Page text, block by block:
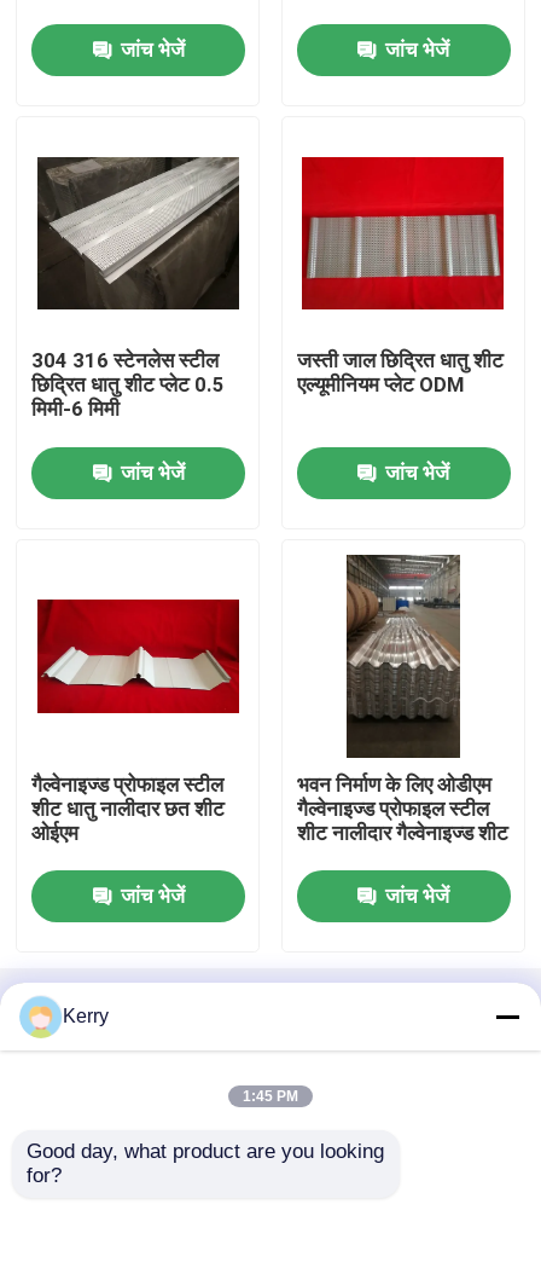
घर
हमारे बारे में
कारखाना भ्रमण
संपर्क करें
एक उद्धरण का अनुरोध करें
इस्पात संरचना गोदाम
इस्पात संरचना कार्यशाला
अछूता सैंडविच पैनल
प्रीफैब स्टील गोदाम
धातु निर्माण सामग्री
जांच भेजें जांच भेजें
304 316 स्टेनलेस स्टील
छिद्रित धातु शीट प्लेट 0.5
मिमी-6 मिमी
जांच भेजें
जस्ती जाल छिद्रित धातु शीट
एल्यूमीनियम प्लेट ODM
जांच भेजें
गैल्वेनाइज्ड प्रोफाइल स्टील
शीट धातु नालीदार छत शीट
ओईएम
जांच भेजें
भवन निर्माण के लिए ओडीएम
गैल्वेनाइज्ड प्रोफाइल स्टील
शीट नालीदार गैल्वेनाइज्ड शीट
जांच भेजें
2026 Baodu International Advanced
Kerry
1:45 PM
Good day, what product are you looking
for?